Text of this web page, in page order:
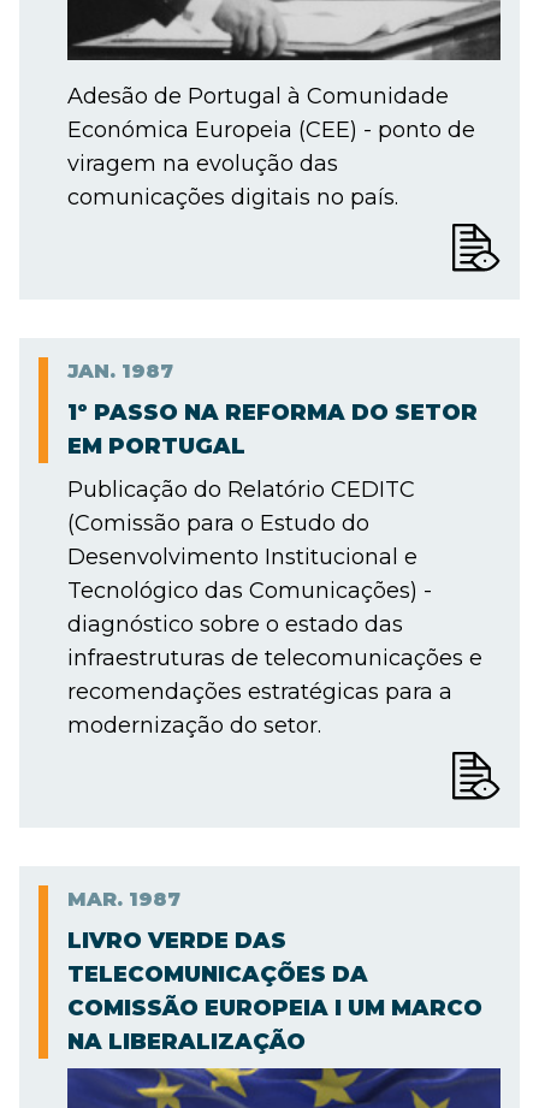
Adesão de Portugal à Comunidade
Económica Europeia (CEE) - ponto de
viragem na evolução das
comunicações digitais no país.
JAN. 1987
1º PASSO NA REFORMA DO SETOR
EM PORTUGAL
Publicação do Relatório CEDITC
(Comissão para o Estudo do
Desenvolvimento Institucional e
Tecnológico das Comunicações) -
diagnóstico sobre o estado das
infraestruturas de telecomunicações e
recomendações estratégicas para a
modernização do setor.
MAR. 1987
LIVRO VERDE DAS
TELECOMUNICAÇÕES DA
COMISSÃO EUROPEIA I UM MARCO
NA LIBERALIZAÇÃO